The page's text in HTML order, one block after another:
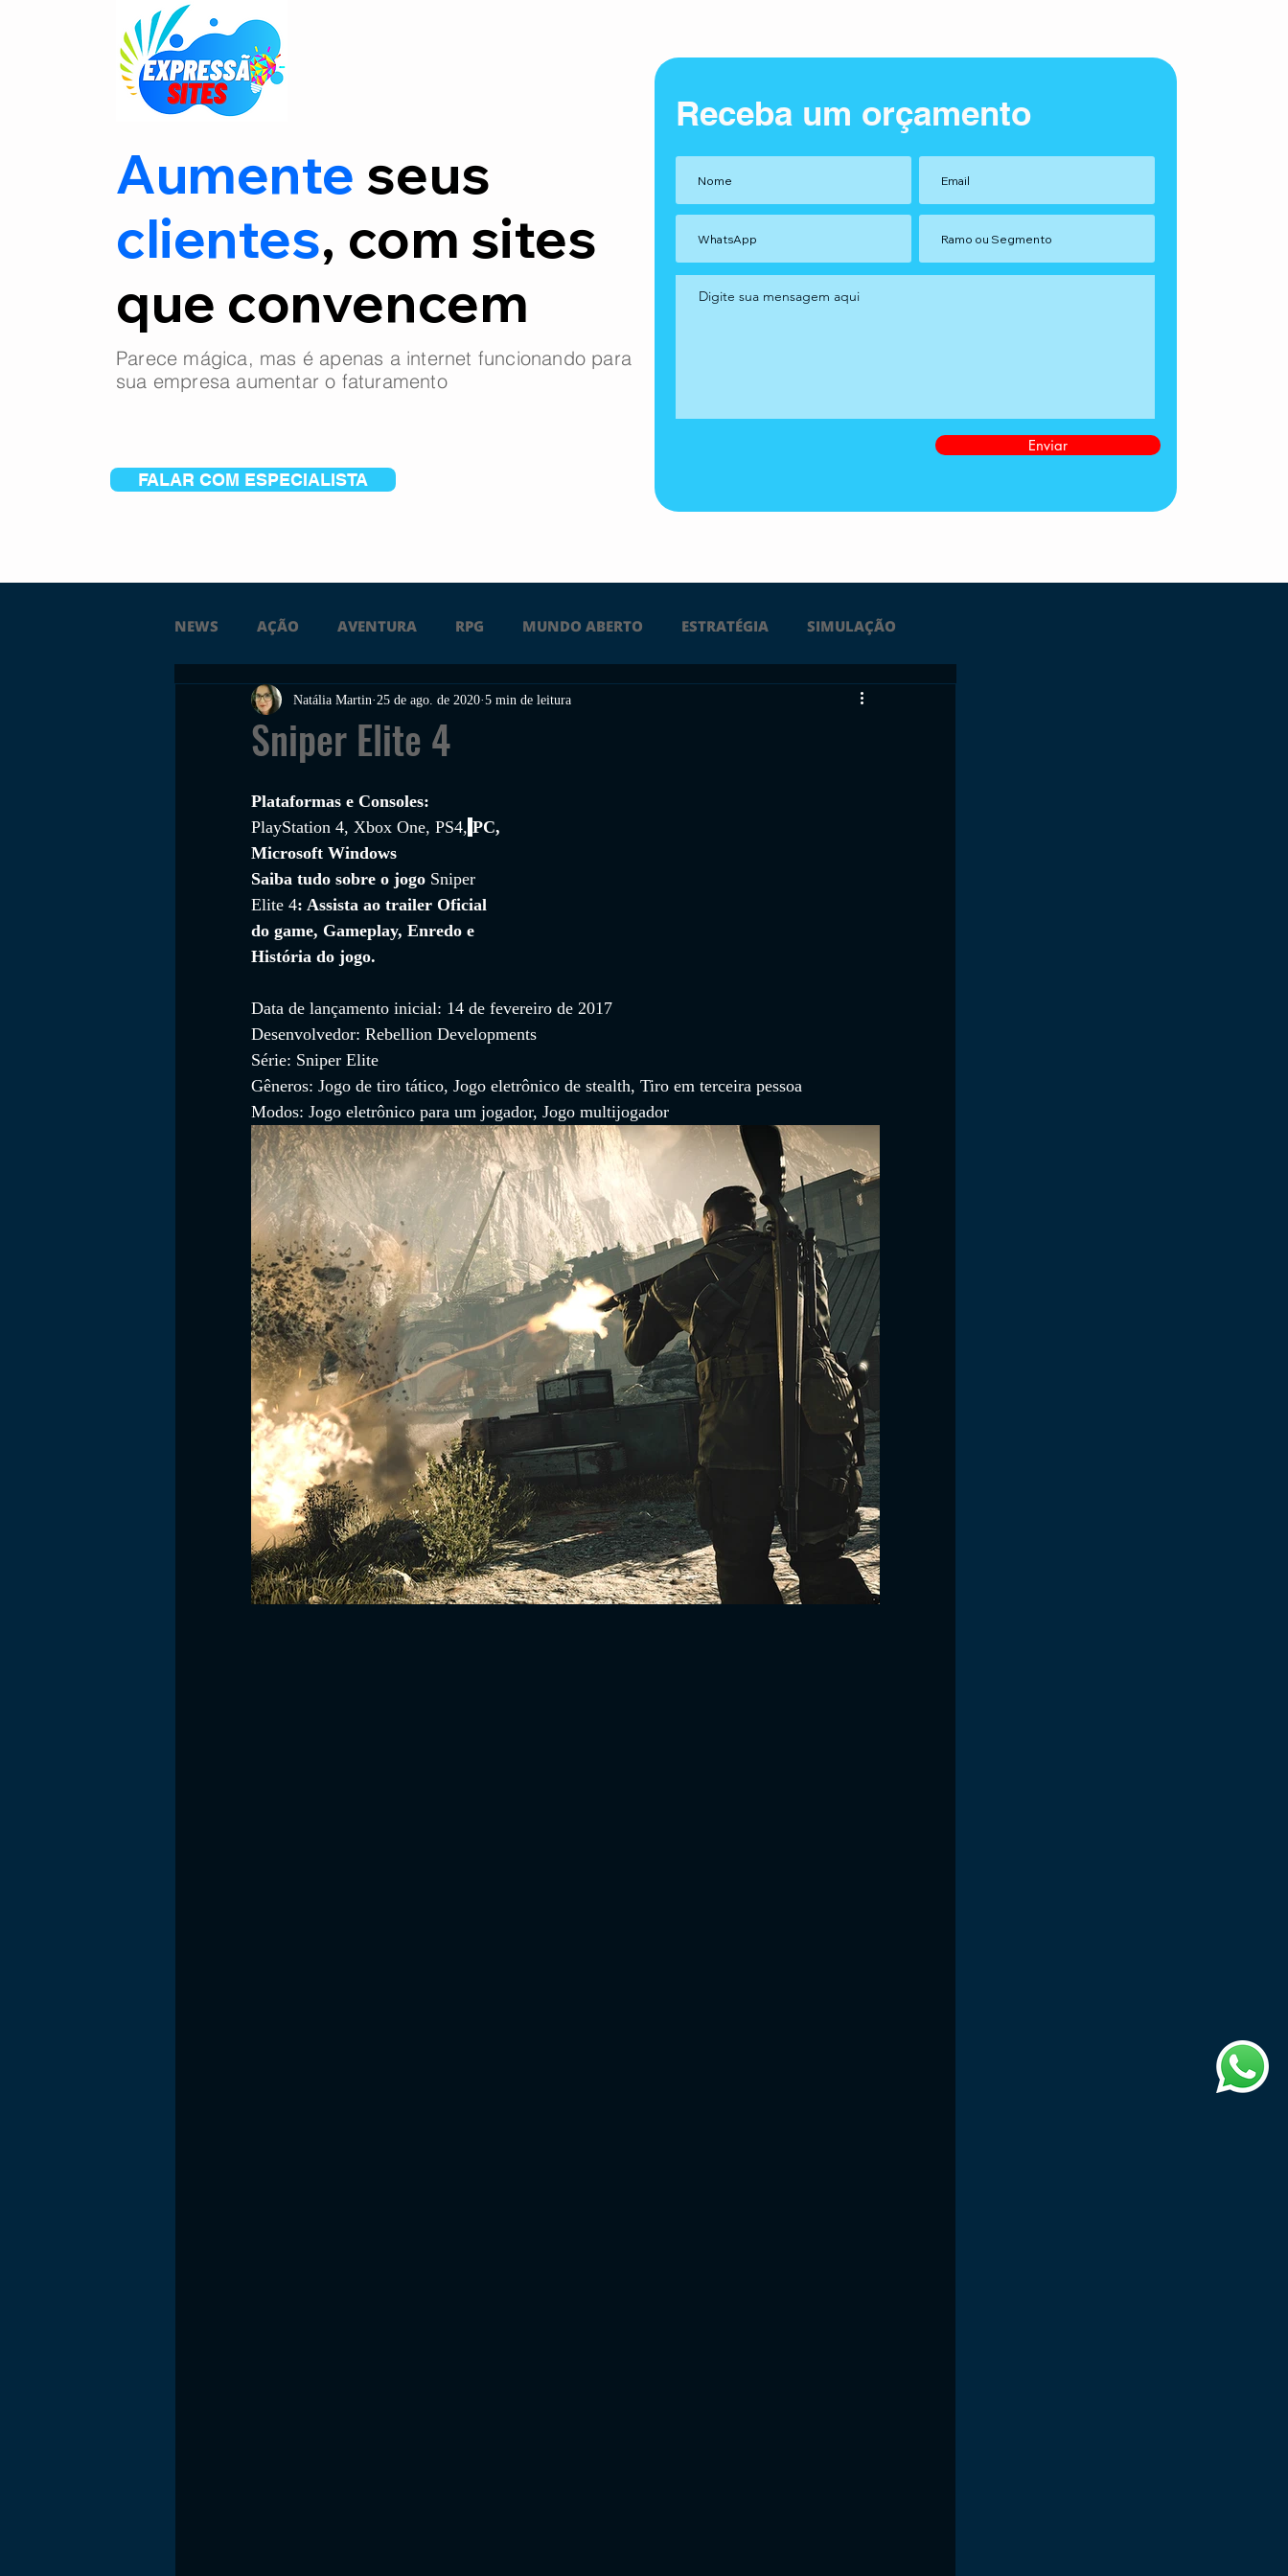
Aumente seus
clientes, com sites
que convencem
Parece mágica, mas é apenas a internet funcionando para
sua empresa aumentar o faturamento
FALAR COM ESPECIALISTA
Receba um orçamento
Enviar
NEWS AÇÃO AVENTURA RPG MUNDO ABERTO ESTRATÉGIA SIMULAÇÃO
FICÇÃO TERROR PC PS4 PS5 ÚLTIMAS
SOBREVIVÊNCIA CONSTRUÇÃO
FILMES
Sniper Elite 4
Natália Martin 25 de ago. de 2020 5 min de leitura
Plataformas e Consoles:
PlayStation 4, Xbox One, PS4, PC,
Microsoft Windows
Saiba tudo sobre o jogo Sniper
Elite 4: Assista ao trailer Oficial
do game, Gameplay, Enredo e
História do jogo.
Data de lançamento inicial: 14 de fevereiro de 2017
Desenvolvedor: Rebellion Developments
Série: Sniper Elite
Gêneros: Jogo de tiro tático, Jogo eletrônico de stealth, Tiro em terceira pessoa
Modos: Jogo eletrônico para um jogador, Jogo multijogador